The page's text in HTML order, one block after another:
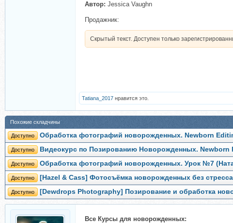
Автор: Jessica Vaughn
Продажник:
Скрытый текст. Доступен только
Tatiana_2017 нравится это.
Похожие складчины
Доступно Обработка фотографий новорожденных. Newborn
Доступно Видеокурс по Позированию Новорожденных. Newborn
Доступно Обработка фотографий новорожденных. Урок №7
Доступно [Hazel & Cass] Фотосъёмка новорожденных без
Доступно [Dewdrops Photography] Позирование и обработка
Все Курсы для новорожденных: